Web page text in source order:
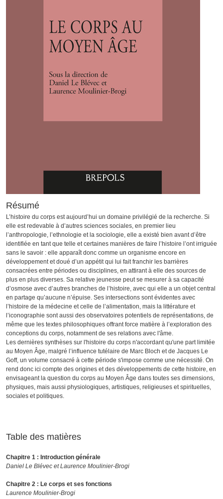
Résumé
L’histoire du corps est aujourd’hui un domaine privilégié de la recherche. Si
elle est redevable à d’autres sciences sociales, en premier lieu
l’anthropologie, l’ethnologie et la sociologie, elle a existé bien avant d’être
identifiée en tant que telle et certaines manières de faire l’histoire l’ont irriguée
sans le savoir : elle apparaît donc comme un organisme encore en
développement et doué d’un appétit qui lui fait franchir les barrières
consacrées entre périodes ou disciplines, en attirant à elle des sources de
plus en plus diverses. Sa relative jeunesse peut se mesurer à sa capacité
d’osmose avec d’autres branches de l’histoire, avec qui elle a un objet central
en partage qu’aucune n’épuise. Ses intersections sont évidentes avec
l’histoire de la médecine et celle de l’alimentation, mais la littérature et
l’iconographie sont aussi des observatoires potentiels de représentations, de
même que les textes philosophiques offrant force matière à l’exploration des
conceptions du corps, notamment de ses relations avec l'âme.
Les dernières synthèses sur l'histoire du corps n'accordant qu'une part limitée
au Moyen Âge, malgré l’influence tutélaire de Marc Bloch et de Jacques Le
Goff, un volume consacré à cette période s'impose comme une nécessité. On
rend donc ici compte des origines et des développements de cette histoire, en
envisageant la question du corps au Moyen Âge dans toutes ses dimensions,
physiques, mais aussi physiologiques, artistiques, religieuses et spirituelles,
sociales et politiques.
Table des matières
Chapitre 1 : Introduction générale
Daniel Le Blévec et Laurence Moulinier-Brogi
Chapitre 2 : Le corps et ses fonctions
Laurence Moulinier-Brogi